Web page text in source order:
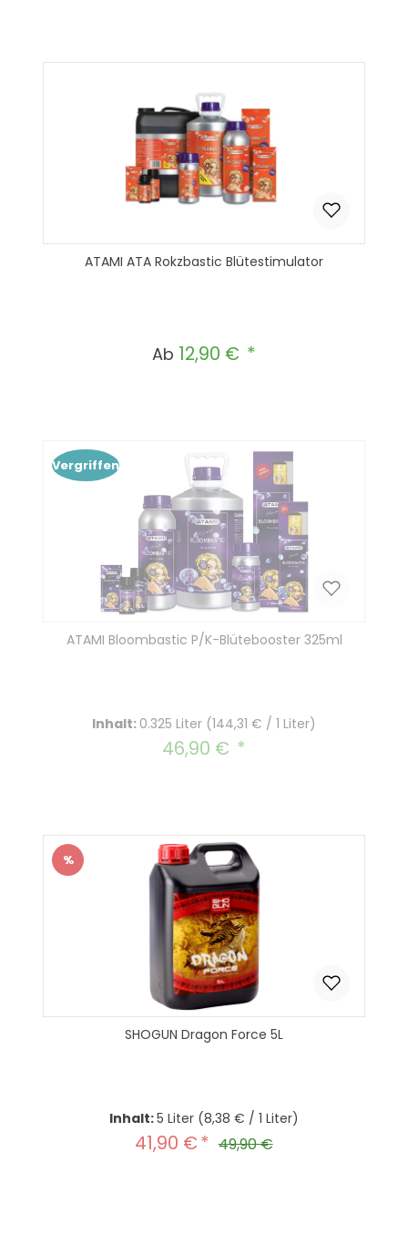
ATAMI ATA Rokzbastic Blütestimulator
Regulärer Preis:
Ab 12,90 €
Vergriffen
ATAMI Bloombastic P/K-Blütebooster 325ml
Inhalt: 0.325 Liter (144,31 € / 1 Liter)
Regulärer Preis:
46,90 €
Rabatt
%
SHOGUN Dragon Force 5L
Inhalt:5 Liter (8,38 € / 1 Liter)
Verkaufspreis:
41,90 € Regulärer Preis:
49,90 €